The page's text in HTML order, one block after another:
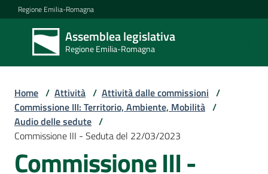
Vai al contenuto
Vai alla navigazione
Vai al footer
Regione Emilia-Romagna
Assemblea legislativa
Regione Emilia-Romagna
Assemblea
legislativa
Regione Emilia-
Assemblea
Home / Attività / Attività dalle commissioni /
Commissione III: Territorio, Ambiente, Mobilità /
Audio delle sedute /
Commissione III - Seduta del 22/03/2023
Commissione III -